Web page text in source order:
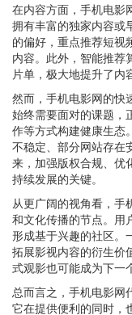
在内容方面，手机电影
拥有丰富的独家内容或
的偏好，重点推荐短视
内容。此外，智能推荐
片单，极大地提升了内
然而，手机电影网的快
始终需要面对的课题，
作等方式构建健康生态
不稳定、部分网站存在
来，加强版权合规、优
持续发展的关键。
从更广阔的视角看，手
和文化传播的节点。用
形成基于兴趣的社区。
拓展影视内容的衍生价
式观影也可能成为下一
总而言之，手机电影网
它在提供便利的同时，